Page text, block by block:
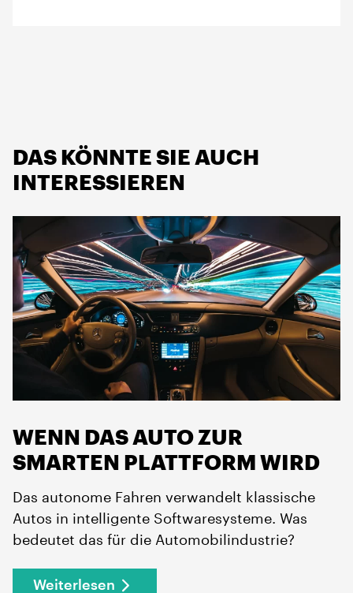
DAS KÖNNTE SIE AUCH
INTERESSIEREN
WENN DAS AUTO ZUR
SMARTEN PLATTFORM WIRD
Das autonome Fahren verwandelt klassische
Autos in intelligente Softwaresysteme. Was
bedeutet das für die Automobilindustrie?
Weiterlesen